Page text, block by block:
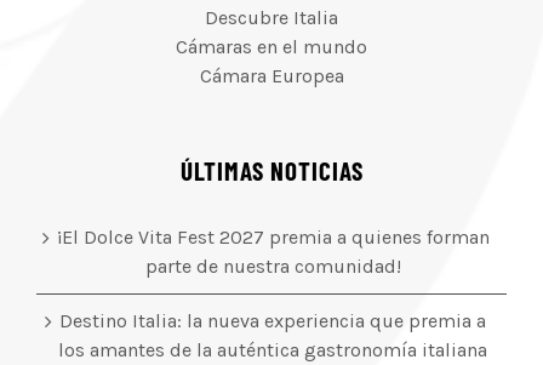
Descubre Italia
Cámaras en el mundo
Cámara Europea
ÚLTIMAS NOTICIAS
¡El Dolce Vita Fest 2027 premia a quienes forman
parte de nuestra comunidad!
Destino Italia: la nueva experiencia que premia a
los amantes de la auténtica gastronomía italiana